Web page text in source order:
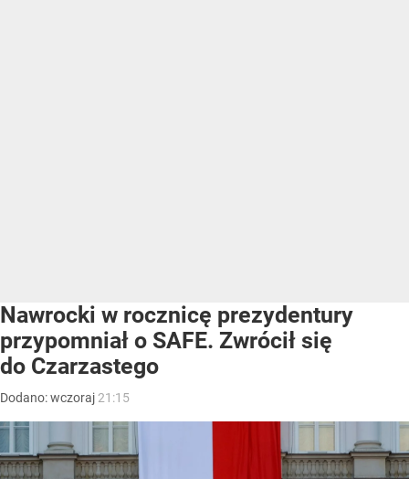
Nawrocki w rocznicę prezydentury
przypomniał o SAFE. Zwrócił się
do Czarzastego
Dodano:wczoraj 21:15